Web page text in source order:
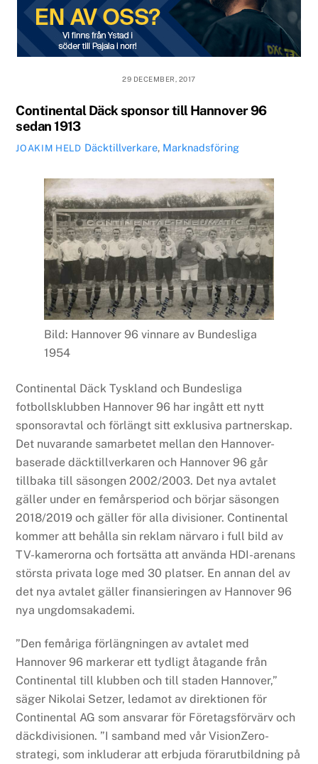
29 DECEMBER, 2017
Continental Däck sponsor till Hannover 96
sedan 1913
JOAKIM HELD Däcktillverkare, Marknadsföring
Bild: Hannover 96 vinnare av Bundesliga
1954
Continental Däck Tyskland och Bundesliga
fotbollsklubben Hannover 96 har ingått ett nytt
sponsoravtal och förlängt sitt exklusiva partnerskap.
Det nuvarande samarbetet mellan den Hannover-
baserade däcktillverkaren och Hannover 96 går
tillbaka till säsongen 2002/2003. Det nya avtalet
gäller under en femårsperiod och börjar säsongen
2018/2019 och gäller för alla divisioner. Continental
kommer att behålla sin reklam närvaro i full bild av
TV-kamerorna och fortsätta att använda HDI-arenans
största privata loge med 30 platser. En annan del av
det nya avtalet gäller finansieringen av Hannover 96
nya ungdomsakademi.
”Den femåriga förlängningen av avtalet med
Hannover 96 markerar ett tydligt åtagande från
Continental till klubben och till staden Hannover,”
säger Nikolai Setzer, ledamot av direktionen för
Continental AG som ansvarar för Företagsförvärv och
däckdivisionen. ”I samband med vår VisionZero-
strategi, som inkluderar att erbjuda förarutbildning på